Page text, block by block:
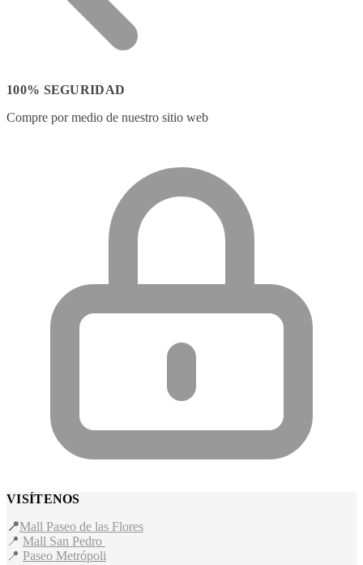
100% SEGURIDAD
Compre por medio de nuestro sitio web
VISÍTENOS
📍Mall Paseo de las Flores
📍 Mall San Pedro
📍 Paseo Metrópoli